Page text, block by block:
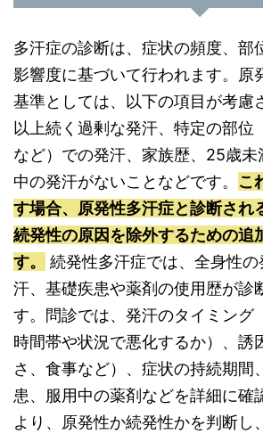
多汗症の診断は、症状の頻度、部
影響度に基づいて行われます。原
基準としては、以下の項目が考慮
以上続く過剰な発汗、特定の部位
など）での発汗、家族歴、25歳
中の発汗がないことなどです。 こ
す場合、原発性多汗症と診断され
続発性の原因を除外するための追
す。
続発性多汗症では、全身性
汗、基礎疾患や薬剤の使用歴が診
す。問診では、発汗のタイミング
時間帯や状況で悪化するか）、誘
さ、食事など）、症状の持続期間
患、服用中の薬剤などを詳細に確
より、原発性か続発性かを判断し